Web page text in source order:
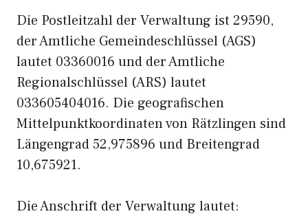
Die Postleitzahl der Verwaltung ist 29590,
der Amtliche Gemeindeschlüssel (AGS)
lautet 03360016 und der Amtliche
Regionalschlüssel (ARS) lautet
033605404016. Die geografischen
Mittelpunktkoordinaten von Rätzlingen sind
Längengrad 52,975896 und Breitengrad
10,675921.
Die Anschrift der Verwaltung lautet: